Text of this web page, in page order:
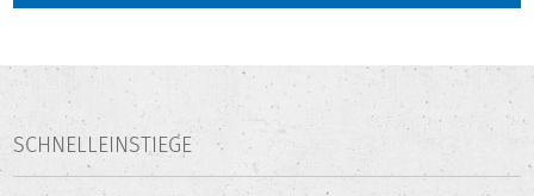
SCHNELLEINSTIEGE